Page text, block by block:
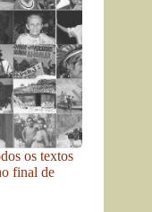
os textos
final de